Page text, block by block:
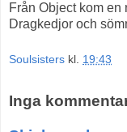
Från Object kom en
Dragkedjor och
Soulsisters kl. 19:43
Inga